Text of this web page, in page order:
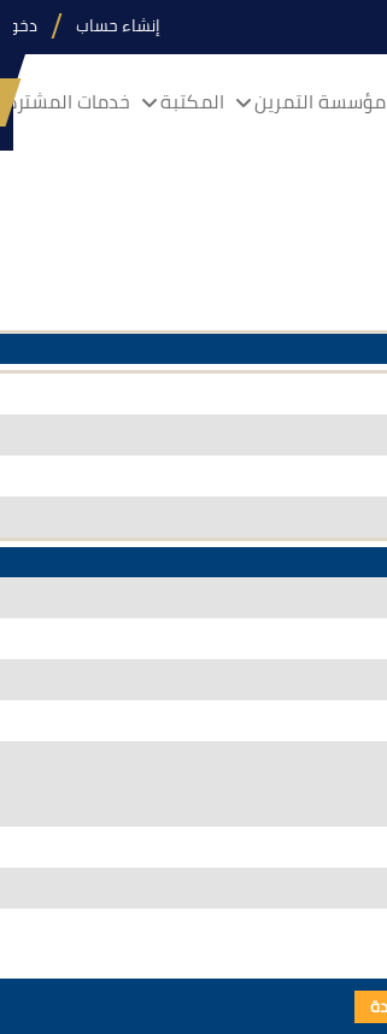
دخول إنشاء حساب
مؤسسة التمرين المكتبة خدمات